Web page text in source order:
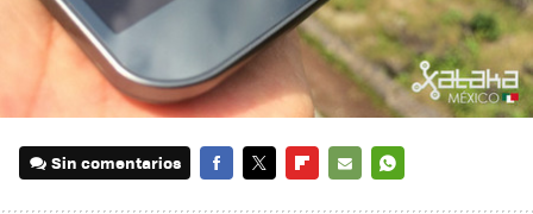
Sin comentarios